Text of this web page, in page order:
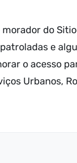
do
e
o acesso
Urbanos,